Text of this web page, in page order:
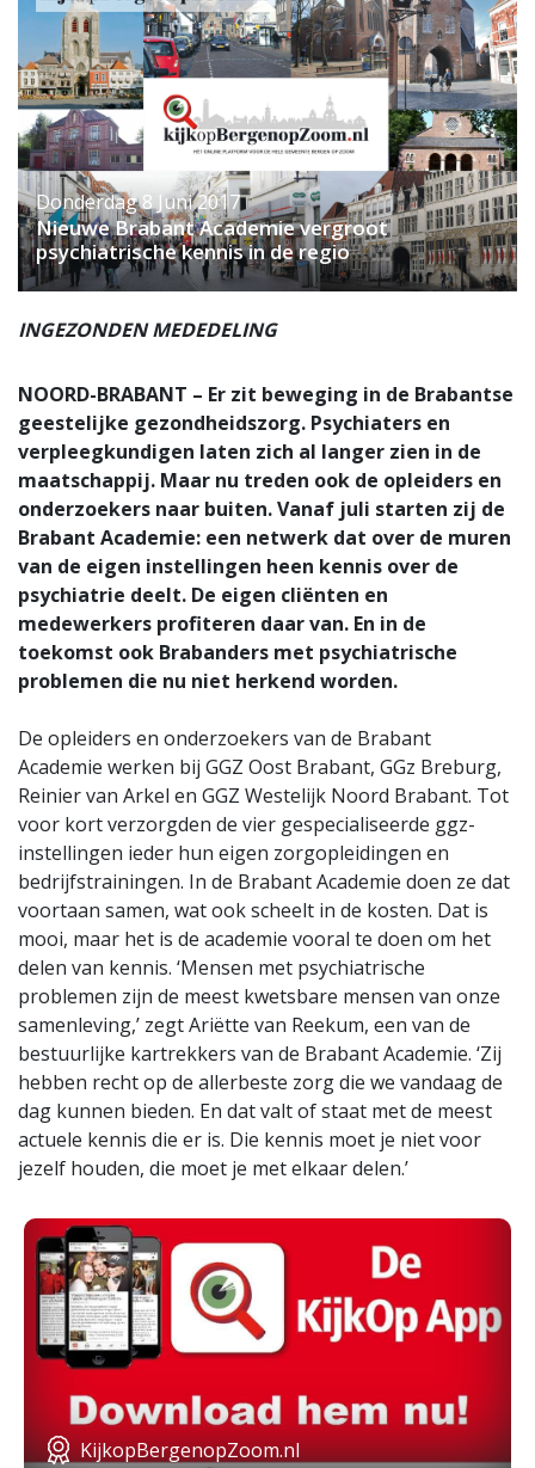
Donderdag 8 Juni 2017
Nieuwe Brabant Academie vergroot
psychiatrische kennis in de regio
INGEZONDEN MEDEDELING
NOORD-BRABANT – Er zit beweging in de Brabantse
geestelijke gezondheidszorg. Psychiaters en
verpleegkundigen laten zich al langer zien in de
maatschappij. Maar nu treden ook de opleiders en
onderzoekers naar buiten. Vanaf juli starten zij de
Brabant Academie: een netwerk dat over de muren
van de eigen instellingen heen kennis over de
psychiatrie deelt. De eigen cliënten en
medewerkers profiteren daar van. En in de
toekomst ook Brabanders met psychiatrische
problemen die nu niet herkend worden.
De opleiders en onderzoekers van de Brabant
Academie werken bij GGZ Oost Brabant, GGz Breburg,
Reinier van Arkel en GGZ Westelijk Noord Brabant. Tot
voor kort verzorgden de vier gespecialiseerde ggz-
instellingen ieder hun eigen zorgopleidingen en
bedrijfstrainingen. In de Brabant Academie doen ze dat
voortaan samen, wat ook scheelt in de kosten. Dat is
mooi, maar het is de academie vooral te doen om het
delen van kennis. ‘Mensen met psychiatrische
problemen zijn de meest kwetsbare mensen van onze
samenleving,’ zegt Ariëtte van Reekum, een van de
bestuurlijke kartrekkers van de Brabant Academie. ‘Zij
hebben recht op de allerbeste zorg die we vandaag de
dag kunnen bieden. En dat valt of staat met de meest
actuele kennis die er is. Die kennis moet je niet voor
jezelf houden, die moet je met elkaar delen.’
KijkopBergenopZoom.nl